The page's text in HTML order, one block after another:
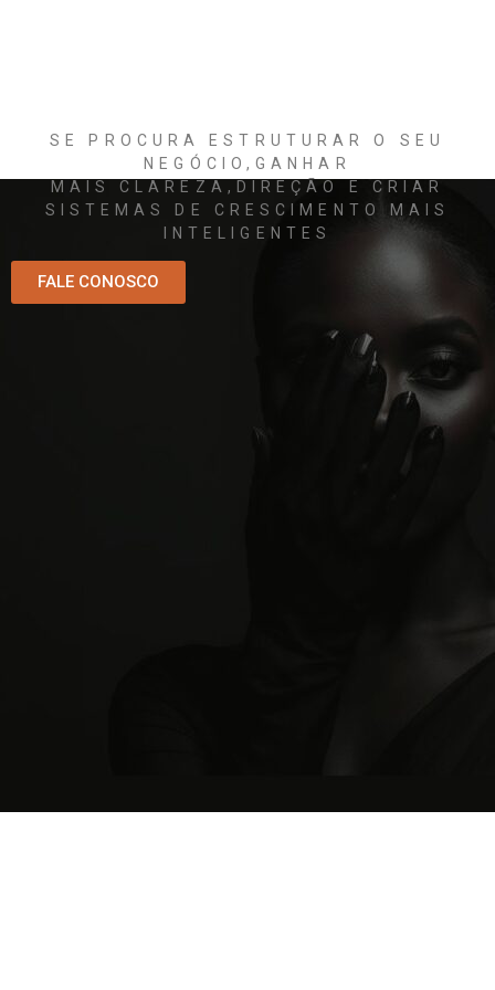
SE PROCURA ESTRUTURAR O SEU
NEGÓCIO,GANHAR
MAIS CLAREZA, DIREÇÃO E CRIAR
SISTEMAS DE CRESCIMENTO MAIS
INTELIGENTES
FALE CONOSCO